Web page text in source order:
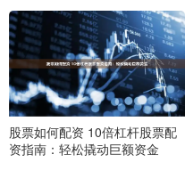
股票如何配资 10倍杠杆股票配
资指南：轻松撬动巨额资金